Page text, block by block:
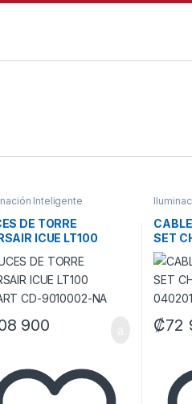
Inteligente
DE TORRE
ICUE LT100
CD-9010002-NA
900
SET
₡72